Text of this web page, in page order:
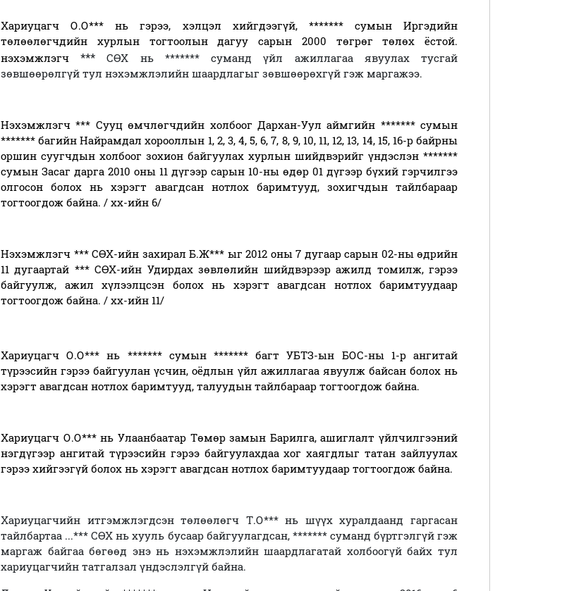
Хариуцагч О.О*** нь гэрээ, хэлцэл хийгдээгүй, ******* сумын Иргэдийн
төлөөлөгчдийн хурлын тогтоолын дагуу сарын 2000 төгрөг төлөх ёстой.
нэхэмжлэгч***СӨХ нь ******* суманд үйл ажиллагаа явуулах тусгай
зөвшөөрөлгүй тул нэхэмжлэлийн шаардлагыг зөвшөөрөхгүй гэж маргажээ.
Нэхэмжлэгч *** Сууц өмчлөгчдийн холбоог Дархан-Уул аймгийн ******* сумын
******* багийн Найрамдал хорооллын 1, 2, 3, 4, 5, 6, 7, 8, 9, 10, 11, 12, 13, 14, 15, 16-р байрны
оршин суугчдын холбоог зохион байгуулах хурлын шийдвэрийг үндэслэн *******
сумын Засаг дарга 2010 оны 11 дүгээр сарын 10-ны өдөр 01 дүгээр бүхий гэрчилгээ
олгосон болох нь хэрэгт авагдсан нотлох баримтууд, зохигчдын тайлбараар
тогтоогдож байна. / хх-ийн 6/
Нэхэмжлэгч *** СӨХ-ийн захирал Б.Ж*** ыг 2012 оны 7 дугаар сарын 02-ны өдрийн
11 дугаартай *** СӨХ-ийн Удирдах зөвлөлийн шийдвэрээр ажилд томилж, гэрээ
байгуулж, ажил хүлээлцсэн болох нь хэрэгт авагдсан нотлох баримтуудаар
тогтоогдож байна. / хх-ийн 11/
Хариуцагч О.О*** нь ******* сумын ******* багт УБТЗ-ын БОС-ны 1-р ангитай
түрээсийн гэрээ байгуулан үсчин, оёдлын үйл ажиллагаа явуулж байсан болох нь
хэрэгт авагдсан нотлох баримтууд, талуудын тайлбараар тогтоогдож байна.
Хариуцагч О.О*** нь Улаанбаатар Төмөр замын Барилга, ашиглалт үйлчилгээний
нэгдүгээр ангитай түрээсийн гэрээ байгуулахдаа хог хаягдлыг татан зайлуулах
гэрээ хийгээгүй болох нь хэрэгт авагдсан нотлох баримтуудаар тогтоогдож байна.
Хариуцагчийн итгэмжлэгдсэн төлөөлөгч Т.О*** нь шүүх хуралдаанд гаргасан
тайлбартаа ...*** СӨХ нь хууль бусаар байгуулагдсан, ******* суманд бүртгэлгүй гэж
маргаж байгаа бөгөөд энэ нь нэхэмжлэлийн шаардлагатай холбоогүй байх тул
хариуцагчийн татгалзал үндэслэлгүй байна.